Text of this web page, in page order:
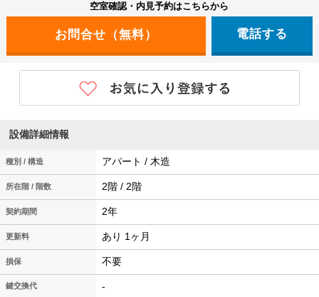
空室確認・内見予約はこちらから
電話する
設備詳細情報
種別 / 構造 アパート / 木造
所在階 / 階数 2階 / 2階
契約期間 2年
更新料 あり 1ヶ月
損保 不要
鍵交換代 -